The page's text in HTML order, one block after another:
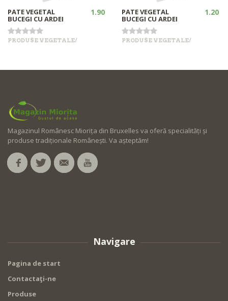
PATE VEGETAL
BUCEGI CU ARDEI
1.90
PRODUSE VEGETALE/
PATE VEGETAL
BUCEGI CU ARDEI
1.20
PRODUSE VEGETALE/
Magazinul Românesc Miorița din Bruxelles va oferă specialități și
produse tradiționale Românești. Va așteptăm!
Navigare
Pagina de start
Contactaţi-ne
Produse